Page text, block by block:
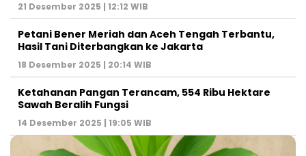
21 Desember 2025 | 12:12 WIB
Petani Bener Meriah dan Aceh Tengah Terbantu,
Hasil Tani Diterbangkan ke Jakarta
18 Desember 2025 | 20:14 WIB
Ketahanan Pangan Terancam, 554 Ribu Hektare
Sawah Beralih Fungsi
14 Desember 2025 | 19:05 WIB